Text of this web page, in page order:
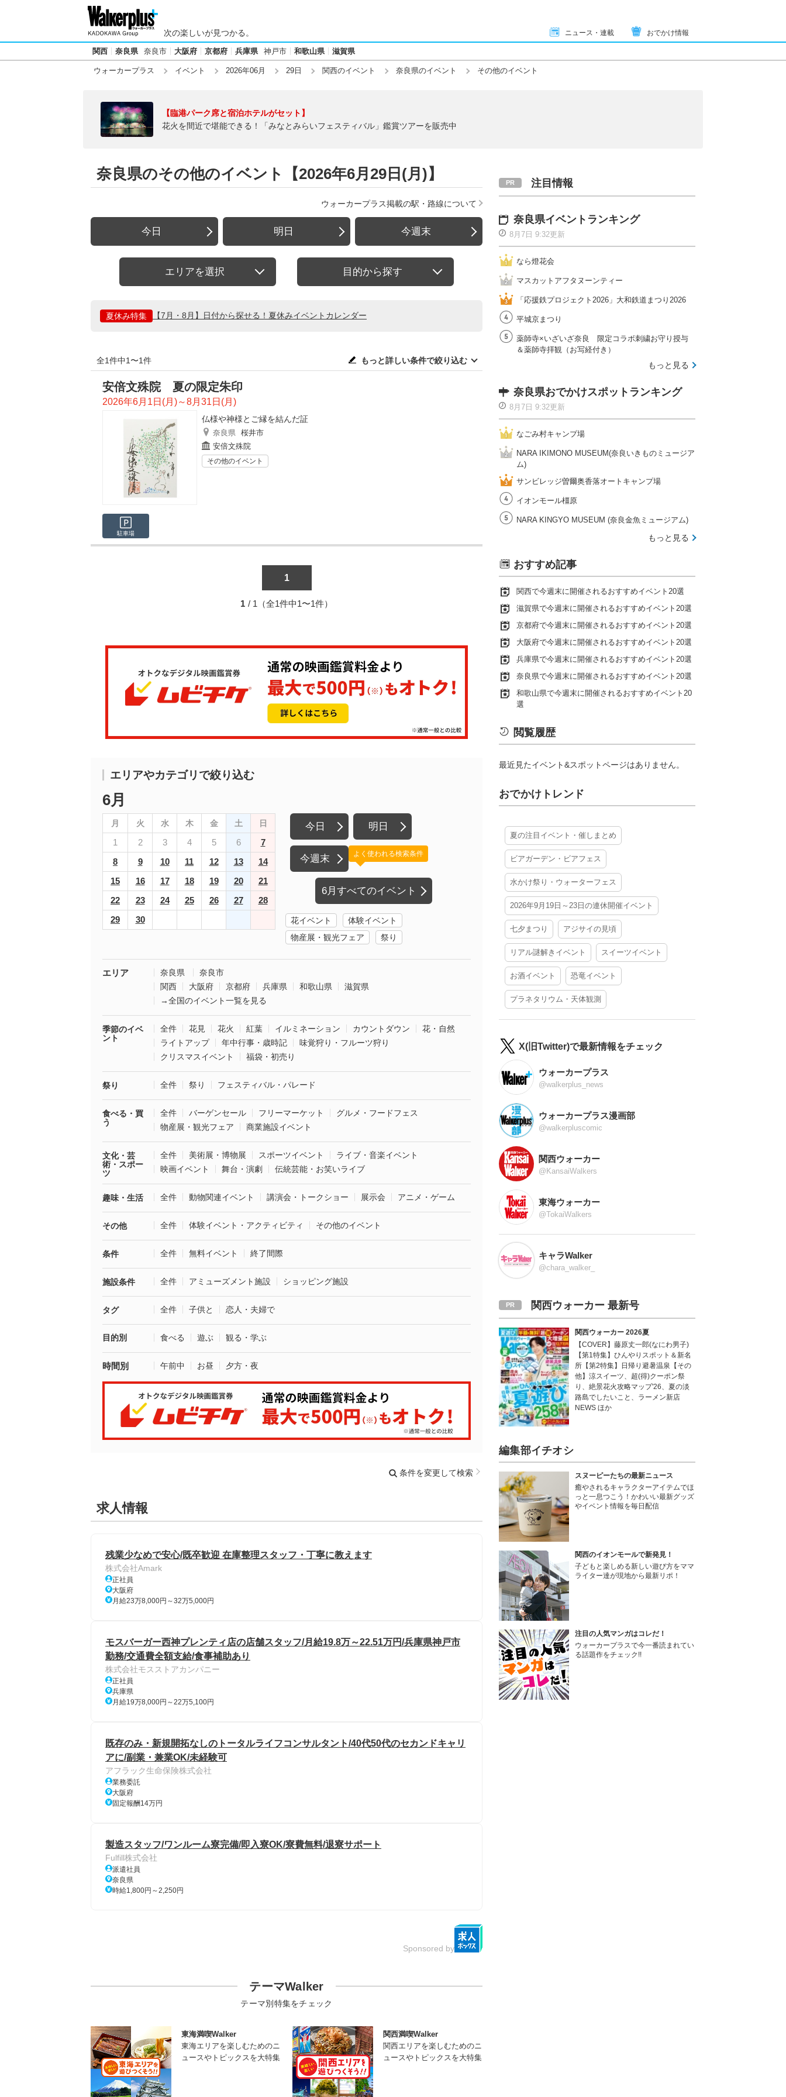
次の楽しいが見つかる。 ニュース・連載 おでかけ情報
関西 奈良県 奈良市 大阪府 京都府 兵庫県 神戸市 和歌山県 滋賀県
ウォーカープラス イベント 2026年06月 29日 関西のイベント 奈良県のイベント その他のイベント
【臨港パーク席と宿泊ホテルがセット】
花火を間近で堪能できる！「みなとみらいフェスティバル」鑑賞ツアーを販売中
奈良県のその他のイベント【2026年6月29日(月)】
ウォーカープラス掲載の駅・路線について
今日 明日 今週末
エリアを選択 目的から探す
夏休み特集 【7月・8月】日付から探せる！夏休みイベントカレンダー
全1件中1〜1件 もっと詳しい条件で絞り込む
安倍文殊院 夏の限定朱印
2026年6月1日(月)～8月31日(月)
仏様や神様とご縁を結んだ証
奈良県 桜井市
安倍文殊院
その他のイベント
駐車場
1
1 / 1（全1件中1〜1件）
エリアやカテゴリで絞り込む
6月
月 火 水 木 金 土 日
1 2 3 4 5 6
7
8
9 10 11 12 13
14
15
16 17 18 19 20
21
22
23 24 25 26 27
28
29
30
今日 明日
今週末
6月すべてのイベント
よく使われる検索条件
花イベント
体験イベント
物産展・観光フェア
祭り
エリア 奈良県
奈良市
関西
大阪府 京都府 兵庫県 和歌山県
滋賀県
→全国のイベント一覧を見る
季節のイベ
ント
全件 花見 花火 紅葉 イルミネーション カウントダウン
花・自然
ライトアップ
年中行事・歳時記
味覚狩り・フルーツ狩り
クリスマスイベント
福袋・初売り
祭り 全件 祭り フェスティバル・パレード
食べる・買
う
全件 バーゲンセール フリーマーケット
グルメ・フードフェス
物産展・観光フェア
商業施設イベント
文化・芸
術・スポー
ツ
全件 美術展・博物展 スポーツイベント
ライブ・音楽イベント
映画イベント
舞台・演劇 伝統芸能・お笑いライブ
趣味・生活 全件 動物関連イベント 講演会・トークショー 展示会 アニメ・ゲーム
その他 全件 体験イベント・アクティビティ その他のイベント
条件 全件 無料イベント 終了間際
施設条件 全件 アミューズメント施設 ショッピング施設
タグ 全件 子供と 恋人・夫婦で
目的別 食べる 遊ぶ 観る・学ぶ
時間別 午前中 お昼 夕方・夜
条件を変更して検索
求人情報
残業少なめで安心/既卒歓迎 在庫整理スタッフ・丁寧に教えます
株式会社Amark
正社員
大阪府
月給23万8,000円～32万5,000円
モスバーガー西神プレンティ店の店舗スタッフ/月給19.8万～22.51万円/兵庫県神戸市
勤務/交通費全額支給/食事補助あり
株式会社モスストアカンパニー
正社員
兵庫県
月給19万8,000円～22万5,100円
既存のみ・新規開拓なしのトータルライフコンサルタント/40代50代のセカンドキャリ
アに/副業・兼業OK/未経験可
アフラック生命保険株式会社
業務委託
大阪府
固定報酬14万円
製造スタッフ/ワンルーム寮完備/即入寮OK/寮費無料/退寮サポート
Fulfill株式会社
派遣社員
奈良県
時給1,800円～2,250円
Sponsored by
テーマWalker
テーマ別特集をチェック
東海満喫Walker
東海エリアを楽しむためのニ
ュースやトピックスを大特集
関西満喫Walker
関西エリアを楽しむためのニ
ュースやトピックスを大特集
注目情報
奈良県イベントランキング
8月7日 9:32更新
なら燈花会
マスカットアフタヌーンティー
「応援鉄プロジェクト2026」大和鉄道まつり2026
平城京まつり
薬師寺×いざいざ奈良 限定コラボ刺繍お守り授与
＆薬師寺拝観（お写経付き）
もっと見る
奈良県おでかけスポットランキング
8月7日 9:32更新
なごみ村キャンプ場
NARA IKIMONO MUSEUM(奈良いきものミュージア
ム)
サンビレッジ曽爾奥香落オートキャンプ場
イオンモール橿原
NARA KINGYO MUSEUM (奈良金魚ミュージアム)
もっと見る
おすすめ記事
関西で今週末に開催されるおすすめイベント20選
滋賀県で今週末に開催されるおすすめイベント20選
京都府で今週末に開催されるおすすめイベント20選
大阪府で今週末に開催されるおすすめイベント20選
兵庫県で今週末に開催されるおすすめイベント20選
奈良県で今週末に開催されるおすすめイベント20選
和歌山県で今週末に開催されるおすすめイベント20
選
閲覧履歴
最近見たイベント&スポットページはありません。
おでかけトレンド
夏の注目イベント・催しまとめ
ビアガーデン・ビアフェス
水かけ祭り・ウォーターフェス
2026年9月19日～23日の連休開催イベント
七夕まつり アジサイの見頃
リアル謎解きイベント スイーツイベント
お酒イベント 恐竜イベント
プラネタリウム・天体観測
X(旧Twitter)で最新情報をチェック
ウォーカープラス
@walkerplus_news
ウォーカープラス漫画部
@walkerpluscomic
関西ウォーカー
@KansaiWalkers
東海ウォーカー
@TokaiWalkers
キャラWalker
@chara_walker_
関西ウォーカー 最新号
関西ウォーカー 2026夏
【COVER】藤原丈一郎(なにわ男子)
【第1特集】ひんやりスポット＆新名
所【第2特集】日帰り避暑温泉【その
他】涼スイーツ、超(得)クーポン祭
り、絶景花火攻略マップ'26、夏の淡
路島でしたいこと、ラーメン新店
NEWS ほか
編集部イチオシ
スヌーピーたちの最新ニュース
癒やされるキャラクターアイテムでほ
っと一息つこう！かわいい最新グッズ
やイベント情報を毎日配信
関西のイオンモールで新発見！
子どもと楽しめる新しい遊び方をママ
ライター達が現地から最新リポ！
注目の人気マンガはコレだ！
ウォーカープラスで今一番読まれてい
る話題作をチェック!!